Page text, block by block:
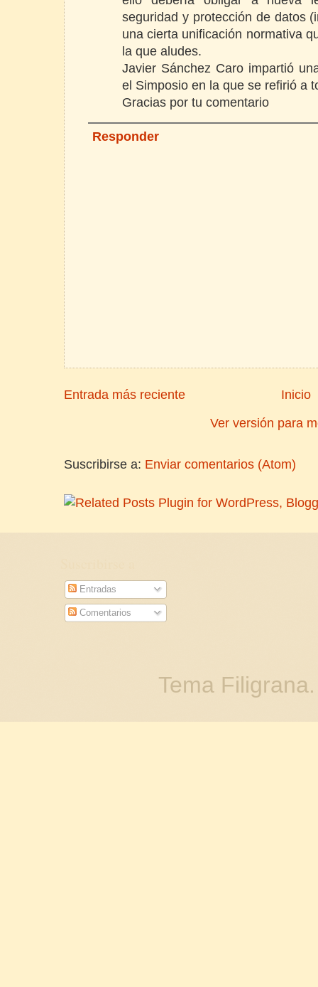
seguridad y protección de datos
una cierta unificación normativa
la que aludes.
Javier Sánchez Caro impartió
el Simposio en la que se refirió a
Gracias por tu comentario
Responder
Entrada más reciente
Inicio
Ver versión para
Suscribirse a: Enviar comentarios (Atom)
Entradas
Comentarios
Tema